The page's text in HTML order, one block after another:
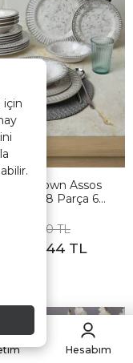
için
Takımı 18 Parça 6
88
4.049,90 TL
2.632,44 TL
Hesabım